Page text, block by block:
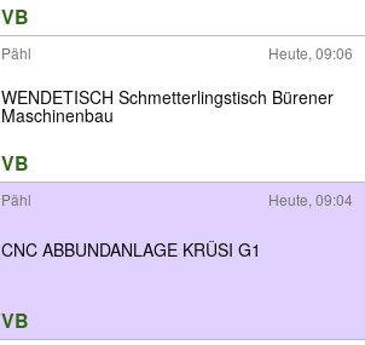
VB
Pähl Heute, 09:06
WENDETISCH Schmetterlingstisch Bürener
Maschinenbau
VB
Pähl Heute, 09:04
CNC ABBUNDANLAGE KRÜSI G1
VB